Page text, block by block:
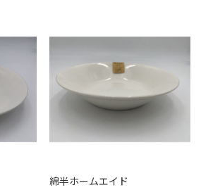
綿半ホームエイド